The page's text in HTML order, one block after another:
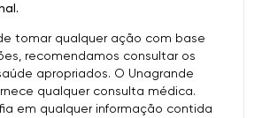
tomar qualquer ação com base
recomendamos consultar os
apropriados. O Unagrande
qualquer consulta médica.
em qualquer informação contida